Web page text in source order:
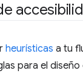
heurísticas a tu
para el